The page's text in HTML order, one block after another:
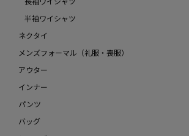
半袖ワイシャツ
ネクタイ
メンズフォーマル（礼服・喪服）
アウター
インナー
パンツ
バッグ